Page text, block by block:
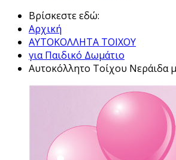
Βρίσκεστε εδώ:
Αρχική
ΑΥΤΟΚΟΛΛΗΤΑ ΤΟΙΧΟΥ
για Παιδικό Δωμάτιο
Αυτοκόλλητο Τοίχου Νεράιδα